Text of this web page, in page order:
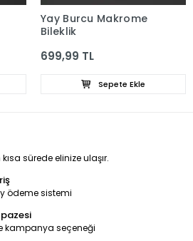
Yay Burcu Makrome
Bileklik
699,99 TL
Sepete Ekle
sürede elinize ulaşır.
ödeme sistemi
kampanya seçeneği